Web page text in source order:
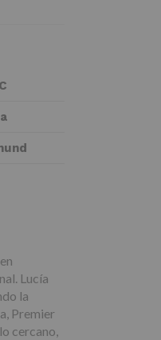
Lucía
la
Premier
cercano,